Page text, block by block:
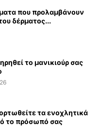
που προλαμβάνουν
δέρματος...
το μανικιούρ σας
τα ενοχλητικά
το πρόσωπό σας